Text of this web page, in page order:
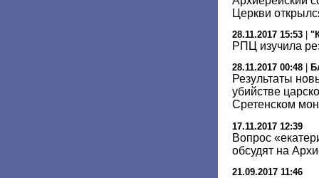
Церкви
28.11.2017 15:53
РПЦ изучила
28.11.2017 00:48
Результаты
убийстве
Сретенском
17.11.2017 12:39
Вопрос
обсудят на
21.09.2017 11:46